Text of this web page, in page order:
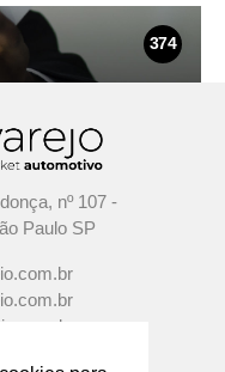
374
nº 107 -
Paulo SP